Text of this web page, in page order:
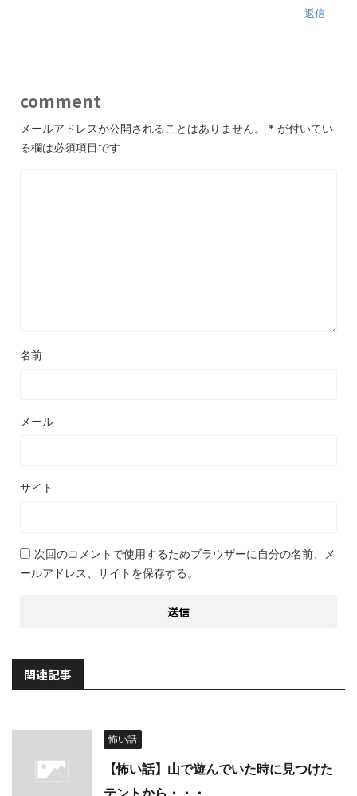
返信
comment
メールアドレスが公開されることはありません。 * が付いてい
る欄は必須項目です
名前
メール
サイト
次回のコメントで使用するためブラウザーに自分の名前、メ
ールアドレス、サイトを保存する。
関連記事
怖い話
【怖い話】山で遊んでいた時に見つけた
テントから・・・